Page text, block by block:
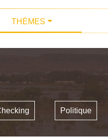
THÈMES
Politique